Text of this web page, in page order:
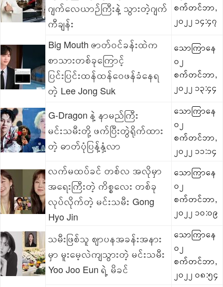
ဂျက်လေယာဉ်ကြီးနဲ့ သွားတဲ့ဂျက်
ကီချန်း
စက်တင်ဘာ,
၂၀၂၂ ၁၄:၄၇
Big Mouth ဇာတ်ဝင်ခန်းထဲက
စာသားတစ်ခုကြောင့်
ပြင်းပြင်းထန်ထန်ဝေဖန်ခံနေရ
တဲ့ Lee Jong Suk
သောကြာနေ
၀၂
စက်တင်ဘာ,
၂၀၂၂ ၁၃:၄၄
G-Dragon နဲ့ နာမည်ကြီး
မင်းသမီးတို့ ဖက်ပြီးတွဲရိုက်ထား
တဲ့ ဓာတ်ပုံပြန့်နှံ့လာ
သောကြာနေ
၀၂
စက်တင်ဘာ,
၂၀၂၂ ၁၁:၁၄
လက်မထပ်ခင် တစ်လ အလိုမှာ
အရေးကြီးတဲ့ ကိစ္စလေး တစ်ခု
လုပ်လိုက်တဲ့ မင်းသမီး Gong
Hyo Jin
သောကြာနေ
၀၂
စက်တင်ဘာ,
၂၀၂၂ ၁၀:၀၉
သမီးဖြစ်သူ ဈာပနအခန်းအနား
မှာ မူးမေ့လဲကျသွားတဲ့ မင်းသမီး
Yoo Joo Eun ရဲ့ မိခင်
သောကြာနေ
၀၂
စက်တင်ဘာ,
၂၀၂၂ ၀၈:၅၄